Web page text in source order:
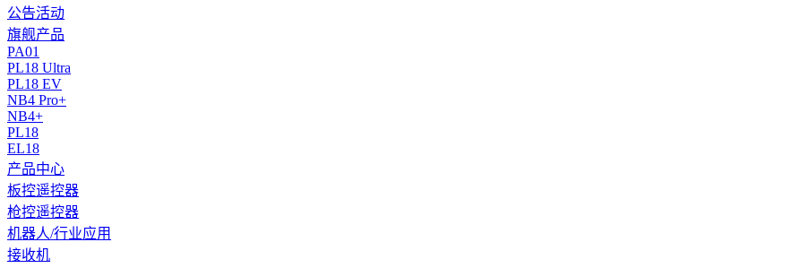
公告活动
旗舰产品
PA01
PL18 Ultra
PL18 EV
NB4 Pro+
NB4+
PL18
EL18
产品中心
板控遥控器
枪控遥控器
机器人/行业应用
接收机